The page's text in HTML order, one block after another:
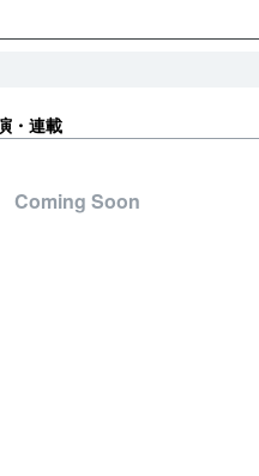
・連載
Coming Soon